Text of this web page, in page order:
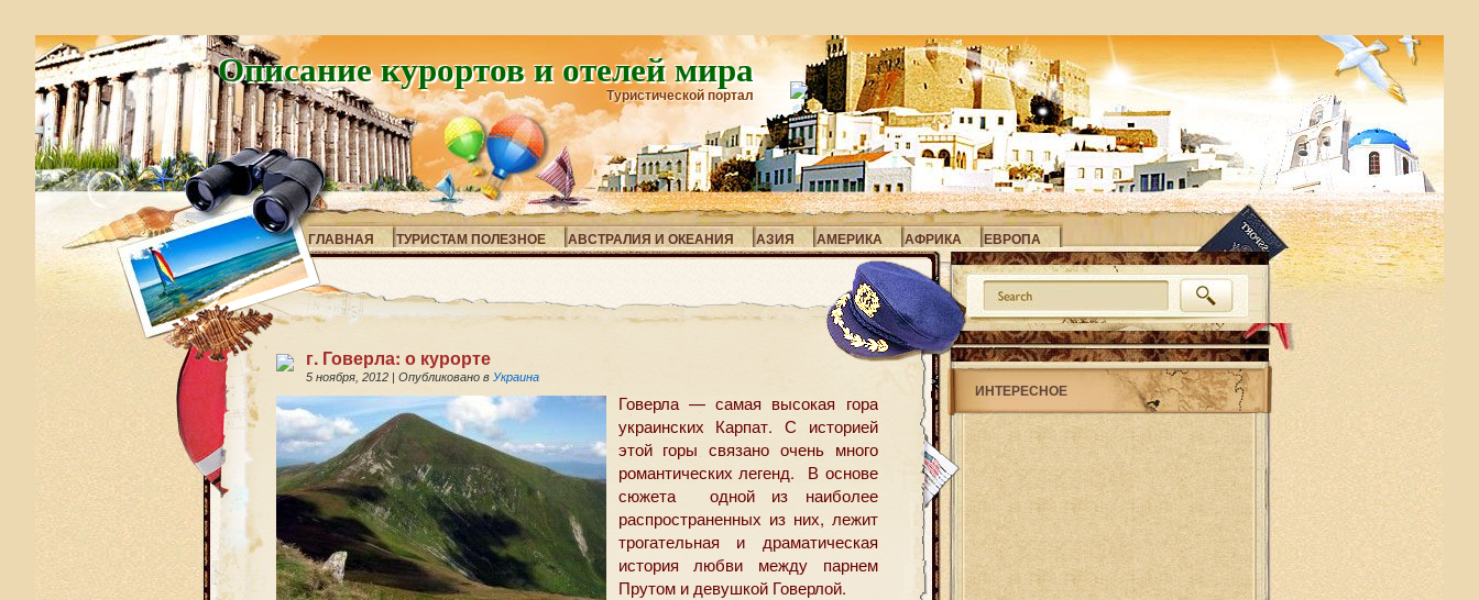
Описание курортов и отелей мира
Туристической портал
ГЛАВНАЯ ТУРИСТАМ ПОЛЕЗНОЕ АВСТРАЛИЯ И ОКЕАНИЯ АЗИЯ АМЕРИКА АФРИКА ЕВРОПА
г. Говерла: о курорте
5 ноября, 2012 | Опубликовано в Украина
Говерла — самая высокая гора
украинских Карпат. С историей
этой горы связано очень много
романтических легенд. В основе
сюжета одной из наиболее
распространенных из них, лежит
трогательная и драматическая
история любви между парнем
Прутом и девушкой Говерлой.
ИНТЕРЕСНОЕ